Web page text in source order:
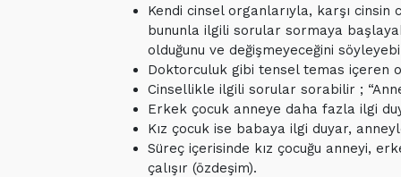
Kendi cinsel organlarıyla, karşı cinsin
bununla ilgili sorular sormaya
olduğunu ve değişmeyeceğini
Doktorculuk gibi tensel temas içeren
Cinsellikle ilgili sorular sorabilir ;
Erkek çocuk anneye daha fazla ilgi
Kız çocuk ise babaya ilgi duyar,
Süreç içerisinde kız çocuğu anneyi,
çalışır (özdeşim).